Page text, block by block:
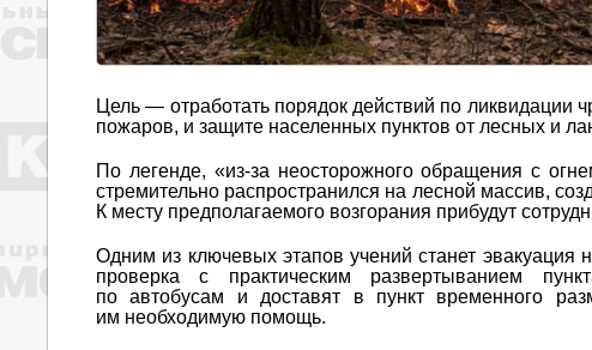
Цель — отработать порядок действий по ликвидации
пожаров, и защите населенных пунктов от лесных и
По легенде, «из-за неосторожного обращения с
стремительно распространился на лесной массив,
К месту предполагаемого возгорания прибудут
Одним из ключевых этапов учений станет эвакуация
проверка с практическим развертыванием
по автобусам и доставят в пункт временного
им необходимую помощь.